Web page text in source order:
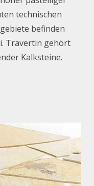
technischen
befinden
Travertin gehört
Kalksteine.